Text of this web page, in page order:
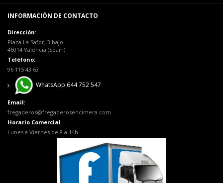
INFORMACIÓN DE CONTACTO
Dirección:
Plaza La Safor, 3 bajo
46014 Valencia (Spain)
Teléfono:
96 115 43 63
WhatsApp 644 752 547
Email:
fregaderos@fregaderosencimera.com
Horario Comercial
Lunes a Viernes de 8 a 14h.